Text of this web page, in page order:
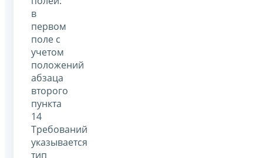
в
первом
поле с
учетом
положений
абзаца
второго
пункта
14
Требований
указывается
тип